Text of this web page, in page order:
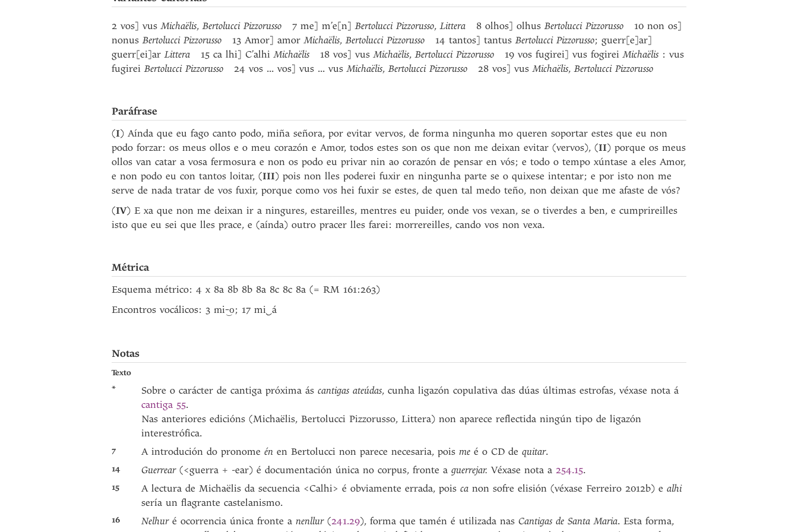
2 vos] vusMichaëlis,Bertolucci Pizzorusso 7 me] m’e[n]Bertolucci Pizzorusso,Littera 8 olhos] olhusBertolucci Pizzorusso 10 non os]
nonusBertolucci Pizzorusso 13 Amor] amorMichaëlis,Bertolucci Pizzorusso 14 tantos] tantusBertolucci Pizzorusso; guerr[e]ar]
guerr[ei]arLittera 15 ca lhi] C’alhiMichaëlis 18 vos] vusMichaëlis,Bertolucci Pizzorusso 19 vos fugirei] vus fogireiMichaëlis : vus
fugireiBertolucci Pizzorusso 24 vos ... vos] vus ... vusMichaëlis,Bertolucci Pizzorusso 28 vos] vusMichaëlis,Bertolucci Pizzorusso
Paráfrase
(I) Aínda que eu fago canto podo, miña señora, por evitar vervos, de forma ningunha mo queren soportar estes que eu non
podo forzar: os meus ollos e o meu corazón e Amor, todos estes son os que non me deixan evitar (vervos), (II) porque os meus
ollos van catar a vosa fermosura e non os podo eu privar nin ao corazón de pensar en vós; e todo o tempo xúntase a eles Amor,
e non podo eu con tantos loitar, (III) pois non lles poderei fuxir en ningunha parte se o quixese intentar; e por isto non me
serve de nada tratar de vos fuxir, porque como vos hei fuxir se estes, de quen tal medo teño, non deixan que me afaste de vós?
(IV) E xa que non me deixan ir a ningures, estareilles, mentres eu puider, onde vos vexan, se o tiverdes a ben, e cumprireilles
isto que eu sei que lles prace, e (aínda) outro pracer lles farei: morrereilles, cando vos non vexa.
Métrica
Esquema métrico: 4 x 8a 8b 8b 8a 8c 8c 8a (= RM 161:263)
Encontros vocálicos: 3 mi-‿o; 17 mi á
Notas
Texto
*
Sobre o carácter de cantiga próxima ás cantigas ateúdas, cunha ligazón copulativa das dúas últimas estrofas, véxase nota á
cantiga 55.
Nas anteriores edicións (Michaëlis, Bertolucci Pizzorusso, Littera) non aparece reflectida ningún tipo de ligazón
interestrófica.
7 A introdución do pronome én en Bertolucci non parece necesaria, pois me é o CD de quitar.
14 Guerrear (<guerra + -ear) é documentación única no corpus, fronte a guerrejar. Véxase nota a 254.15.
15 A lectura de Michaëlis da secuencia <Calhi> é obviamente errada, pois ca non sofre elisión (véxase Ferreiro 2012b) e alhi
sería un flagrante castelanismo.
16 Nelhur é ocorrencia única fronte a nenllur (241.29), forma que tamén é utilizada nas Cantigas de Santa Maria. Esta forma,